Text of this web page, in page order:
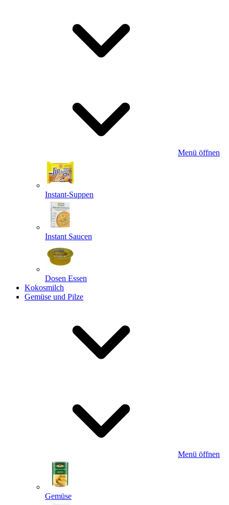
Menü öffnen
Instant-Suppen
Instant Saucen
Dosen Essen
Kokosmilch
Gemüse und Pilze
Menü öffnen
Gemüse